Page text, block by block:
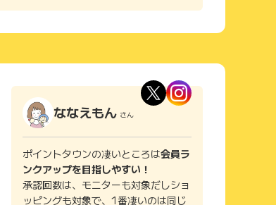
ななえもん さん
ポイントタウンの凄いところは会員ラ
ンクアップを目指しやすい！
承認回数は、モニターも対象だしショ
ッピングも対象で、1番凄いのは同じ